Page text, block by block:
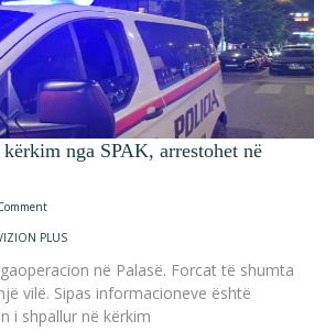
nga SPAK, arrestohet në
PLUS
në Palasë. Forcat të shumta
vilë. Sipas informacioneve është
i shpallur në kërkim